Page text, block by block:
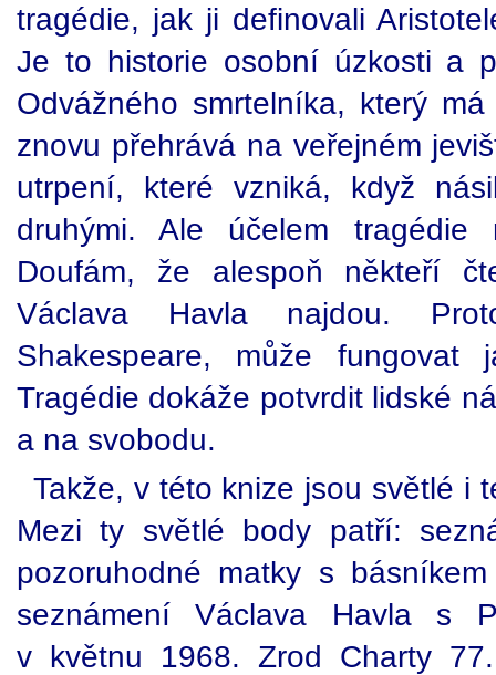
tragédie, jak ji definovali
Je to historie osobní úzkosti a
Odvážného smrtelníka, který
znovu přehrává na veřejném
utrpení, které vzniká, když
druhými. Ale účelem tragédie
Doufám, že alespoň někteří
Václava Havla najdou.
Shakespeare, může
Tragédie dokáže potvrdit lidské
a na svobodu.
Takže, v této knize jsou světlé i
Mezi ty světlé body patří:
pozoruhodné matky s
seznámení Václava Havla s
v květnu 1968. Zrod Charty